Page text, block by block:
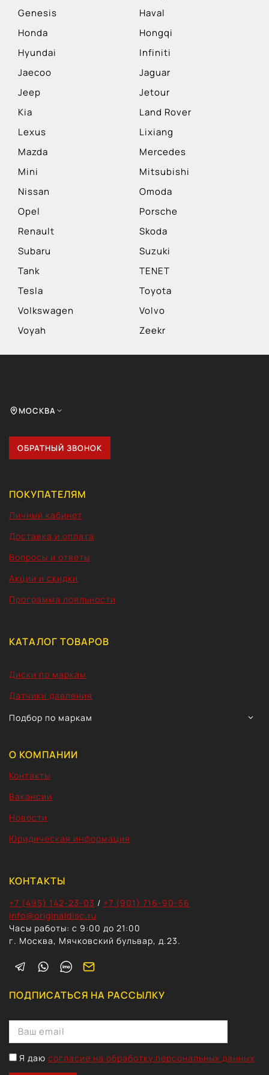
Genesis
Haval
Honda
Hongqi
Hyundai
Infiniti
Jaecoo
Jaguar
Jeep
Jetour
Kia
Land Rover
Lexus
Lixiang
Mazda
Mercedes
Mini
Mitsubishi
Nissan
Omoda
Opel
Porsche
Renault
Skoda
Subaru
Suzuki
Tank
TENET
Tesla
Toyota
Volkswagen
Volvo
Voyah
Zeekr
МОСКВА
ОБРАТНЫЙ ЗВОНОК
ПОКУПАТЕЛЯМ
Личный кабинет
Доставка и оплата
Вопросы и ответы
Акции и скидки
Программа лояльности
КАТАЛОГ ТОВАРОВ
Диски по маркам
Датчики давления
Подбор по маркам
О КОМПАНИИ
Контакты
Вакансии
Новости
Юридическая информация
КОНТАКТЫ
+7 (495) 142-23-03 / +7 (901) 716-90-56
info@originaldisc.ru
Часы работы: с 9:00 до 21:00
г. Москва, Мячковский бульвар, д.23.
ПОДПИСАТЬСЯ НА РАССЫЛКУ
Я даю согласие на обработку персональных данных